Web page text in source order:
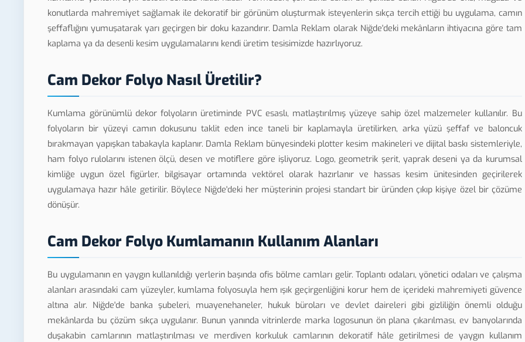
konutlarda mahremiyet sağlamak ile dekoratif bir görünüm oluşturmak isteyenlerin sıkça tercih ettiği bu uygulama, camın
şeffaflığını yumuşatarak yarı geçirgen bir doku kazandırır. Damla Reklam olarak Niğde'deki mekânların ihtiyacına göre tam
kaplama ya da desenli kesim uygulamalarını kendi üretim tesisimizde hazırlıyoruz.
Cam Dekor Folyo Nasıl Üretilir?
Kumlama görünümlü dekor folyoların üretiminde PVC esaslı, matlaştırılmış yüzeye sahip özel malzemeler kullanılır. Bu
folyoların bir yüzeyi camın dokusunu taklit eden ince taneli bir kaplamayla üretilirken, arka yüzü şeffaf ve baloncuk
bırakmayan yapışkan tabakayla kaplanır. Damla Reklam bünyesindeki plotter kesim makineleri ve dijital baskı sistemleriyle,
ham folyo rulolarını istenen ölçü, desen ve motiflere göre işliyoruz. Logo, geometrik şerit, yaprak deseni ya da kurumsal
kimliğe uygun özel figürler, bilgisayar ortamında vektörel olarak hazırlanır ve hassas kesim ünitesinden geçirilerek
uygulamaya hazır hâle getirilir. Böylece Niğde'deki her müşterinin projesi standart bir üründen çıkıp kişiye özel bir çözüme
dönüşür.
Cam Dekor Folyo Kumlamanın Kullanım Alanları
Bu uygulamanın en yaygın kullanıldığı yerlerin başında ofis bölme camları gelir. Toplantı odaları, yönetici odaları ve çalışma
alanları arasındaki cam yüzeyler, kumlama folyosuyla hem ışık geçirgenliğini korur hem de içerideki mahremiyeti güvence
altına alır. Niğde'de banka şubeleri, muayenehaneler, hukuk büroları ve devlet daireleri gibi gizliliğin önemli olduğu
mekânlarda bu çözüm sıkça uygulanır. Bunun yanında vitrinlerde marka logosunun ön plana çıkarılması, ev banyolarında
duşakabin camlarının matlaştırılması ve merdiven korkuluk camlarının dekoratif hâle getirilmesi de yaygın kullanım